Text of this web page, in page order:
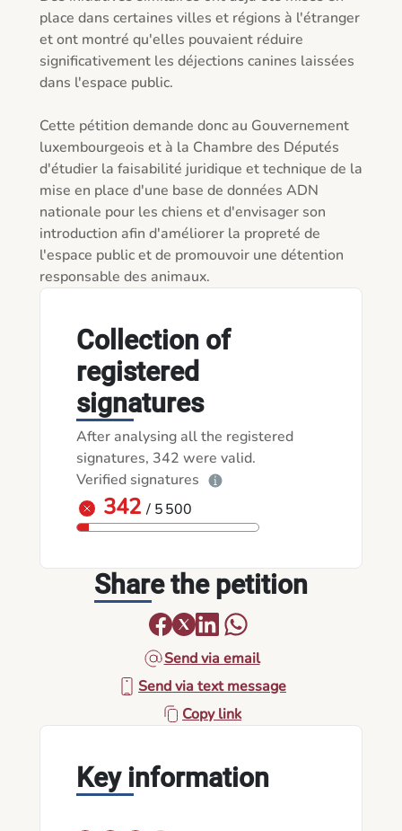
place dans certaines villes et régions à l'étranger
et ont montré qu'elles pouvaient réduire
significativement les déjections canines laissées
dans l'espace public.
Cette pétition demande donc au Gouvernement
luxembourgeois et à la Chambre des Députés
d'étudier la faisabilité juridique et technique de la
mise en place d'une base de données ADN
nationale pour les chiens et d'envisager son
introduction afin d'améliorer la propreté de
l'espace public et de promouvoir une détention
responsable des animaux.
Collection of
registered
signatures
After analysing all the registered
signatures, 342 were valid.
Verified signatures
342 / 5 500
Share the petition
Send via email
Send via text message
Copy link
Key information